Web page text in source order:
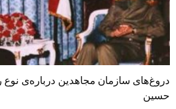
دروغ‌های سازمان مجاهدین درباره‌ی نوع
حسین